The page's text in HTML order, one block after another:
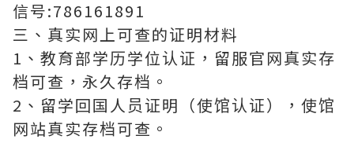
信号:786161891
三、真实网上可查的证明材料
1、教育部学历学位认证，留服官网真实存
档可查，永久存档。
2、留学回国人员证明（使馆认证），使馆
网站真实存档可查。